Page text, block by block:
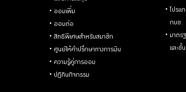
ออมเพิ่ม
ออมต่อ
สิทธิพิเศษสำหรับสมาชิก
ศูนย์ให้คำปรึกษาทางการเงิน
ความรู้คู่การออม
ปฏิทินกิจกรรม
โปรแ
กบข.
มาตร
และขั้